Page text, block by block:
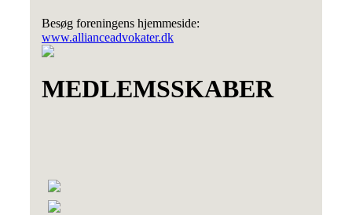
Besøg foreningens hjemmeside:
www.allianceadvokater.dk
MEDLEMSSKABER